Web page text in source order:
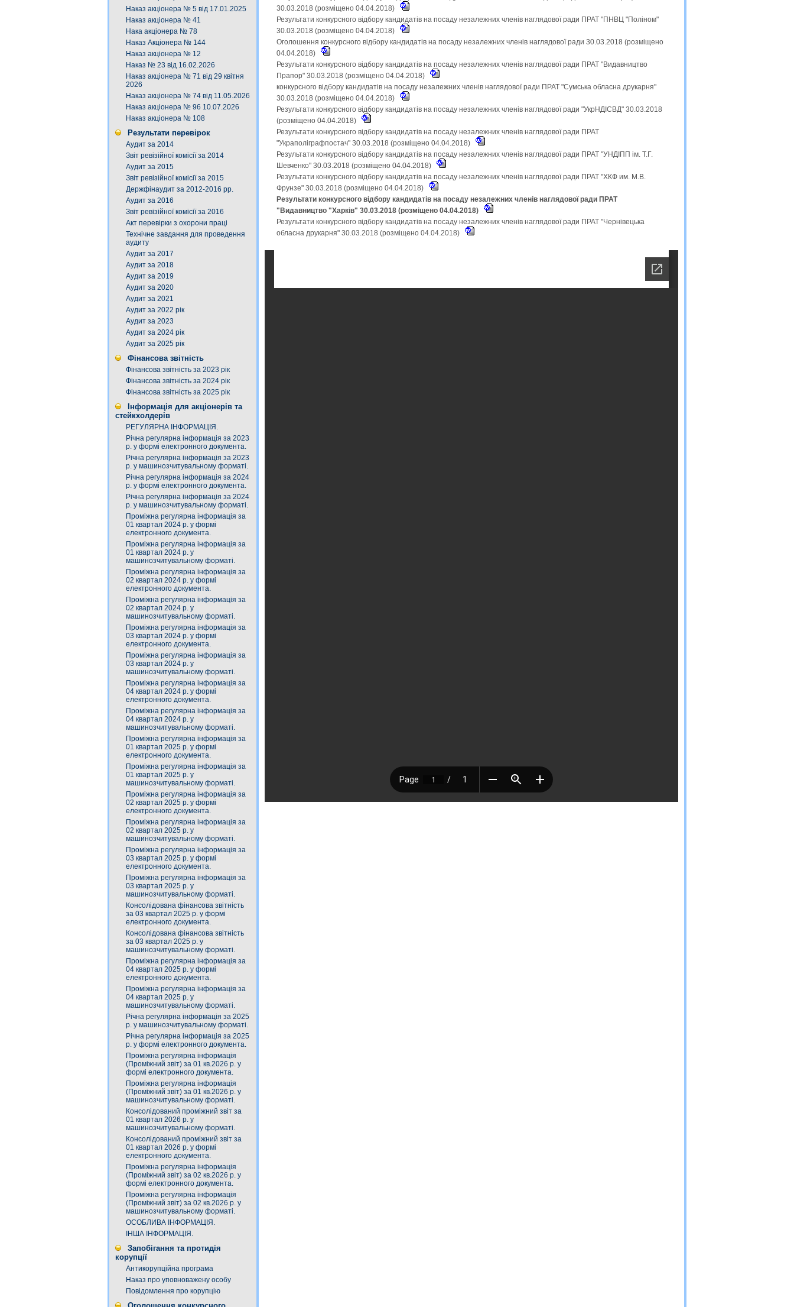
Наказ акціонера № 5 від 17.01.2025
Наказ акціонера № 41
Нака акціонера № 78
Наказ Акціонера № 144
Наказ акціонера № 12
Наказ № 23 від 16.02.2026
Наказ акціонера № 71 від 29 квітня
2026
Наказ акціонера № 74 від 11.05.2026
Наказ акціонера № 96 10.07.2026
Наказ акціонера № 108
Результати перевірок
Аудит за 2014
Звіт ревізійної комісії за 2014
Аудит за 2015
Звіт ревізійної комісії за 2015
Держфінаудит за 2012-2016 рр.
Аудит за 2016
Звіт ревізійної комісії за 2016
Акт перевірки з охорони праці
Технічне завдання для проведення
аудиту
Аудит за 2017
Аудит за 2018
Аудит за 2019
Аудит за 2020
Аудит за 2021
Аудит за 2022 рік
Аудит за 2023
Аудит за 2024 рік
Аудит за 2025 рік
Фінансова звітність
Фінансова звітність за 2023 рік
Фінансова звітність за 2024 рік
Фінансова звітність за 2025 рік
Інформація для акціонерів та
стейкхолдерів
РЕГУЛЯРНА ІНФОРМАЦІЯ.
Річна регулярна інформація за 2023
р. у формі електронного документа.
Річна регулярна інформація за 2023
р. у машинозчитувальному форматі.
Річна регулярна інформація за 2024
р. у формі електронного документа.
Річна регулярна інформація за 2024
р. у машинозчитувальному форматі.
Проміжна регулярна інформація за
01 квартал 2024 р. у формі
електронного документа.
Проміжна регулярна інформація за
01 квартал 2024 р. у
машинозчитувальному форматі.
Проміжна регулярна інформація за
02 квартал 2024 р. у формі
електронного документа.
Проміжна регулярна інформація за
02 квартал 2024 р. у
машинозчитувальному форматі.
Проміжна регулярна інформація за
03 квартал 2024 р. у формі
електронного документа.
Проміжна регулярна інформація за
03 квартал 2024 р. у
машинозчитувальному форматі.
Проміжна регулярна інформація за
04 квартал 2024 р. у формі
електронного документа.
Проміжна регулярна інформація за
04 квартал 2024 р. у
машинозчитувальному форматі.
Проміжна регулярна інформація за
01 квартал 2025 р. у формі
електронного документа.
Проміжна регулярна інформація за
01 квартал 2025 р. у
машинозчитувальному форматі.
Проміжна регулярна інформація за
02 квартал 2025 р. у формі
електронного документа.
Проміжна регулярна інформація за
02 квартал 2025 р. у
машинозчитувальному форматі.
Проміжна регулярна інформація за
03 квартал 2025 р. у формі
електронного документа.
Проміжна регулярна інформація за
03 квартал 2025 р. у
машинозчитувальному форматі.
Консолідована фінансова звітність
за 03 квартал 2025 р. у формі
електронного документа.
Консолідована фінансова звітність
за 03 квартал 2025 р. у
машинозчитувальному форматі.
Проміжна регулярна інформація за
04 квартал 2025 р. у формі
електронного документа.
Проміжна регулярна інформація за
04 квартал 2025 р. у
машинозчитувальному форматі.
Річна регулярна інформація за 2025
р. у машинозчитувальному форматі.
Річна регулярна інформація за 2025
р. у формі електронного документа.
Проміжна регулярна інформація
(Проміжний звіт) за 01 кв.2026 р. у
формі електронного документа.
Проміжна регулярна інформація
(Проміжний звіт) за 01 кв.2026 р. у
машинозчитувальному форматі.
Консолідований проміжний звіт за
01 квартал 2026 р. у
машинозчитувальному форматі.
Консолідований проміжний звіт за
01 квартал 2026 р. у формі
електронного документа.
Проміжна регулярна інформація
(Проміжний звіт) за 02 кв.2026 р. у
формі електронного документа.
Проміжна регулярна інформація
(Проміжний звіт) за 02 кв.2026 р. у
машинозчитувальному форматі.
ОСОБЛИВА ІНФОРМАЦІЯ.
ІНША ІНФОРМАЦІЯ.
Запобігання та протидія
корупції
Антикорупційна програма
Наказ про уповноважену особу
Повідомлення про корупцію
30.03.2018 (розміщено 04.04.2018)
Результати конкурсного відбору кандидатів на посаду незалежних членів наглядової ради ПРАТ "ПНВЦ "Поліном"
30.03.2018 (розміщено 04.04.2018)
Оголошення конкурсного відбору кандидатів на посаду незалежних членів наглядової ради 30.03.2018 (розміщено
04.04.2018)
Результати конкурсного відбору кандидатів на посаду незалежних членів наглядової ради ПРАТ "Видавництво
Прапор" 30.03.2018 (розміщено 04.04.2018)
конкурсного відбору кандидатів на посаду незалежних членів наглядової ради ПРАТ "Сумська обласна друкарня"
30.03.2018 (розміщено 04.04.2018)
Результати конкурсного відбору кандидатів на посаду незалежних членів наглядової ради "УкрНДІСВД" 30.03.2018
(розміщено 04.04.2018)
Результати конкурсного відбору кандидатів на посаду незалежних членів наглядової ради ПРАТ
"Украполіграфпостач" 30.03.2018 (розміщено 04.04.2018)
Результати конкурсного відбору кандидатів на посаду незалежних членів наглядової ради ПРАТ "УНДІПП ім. Т.Г.
Шевченко" 30.03.2018 (розміщено 04.04.2018)
Результати конкурсного відбору кандидатів на посаду незалежних членів наглядової ради ПРАТ "ХКФ им. М.В.
Фрунзе" 30.03.2018 (розміщено 04.04.2018)
Результати конкурсного відбору кандидатів на посаду незалежних членів наглядової ради ПРАТ
"Видавництво "Харків" 30.03.2018 (розміщено 04.04.2018)
Результати конкурсного відбору кандидатів на посаду незалежних членів наглядової ради ПРАТ "Чернівецька
обласна друкарня" 30.03.2018 (розміщено 04.04.2018)